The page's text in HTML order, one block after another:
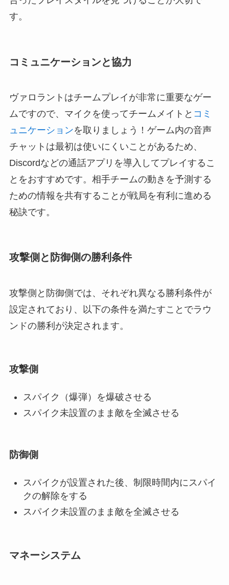
す。
コミュニケーションと協力
ヴァロラントはチームプレイが非常に重要なゲー
ムですので、マイクを使ってチームメイトと コミ
ュニケーションを取りましょう！ゲーム内の音声
チャットは最初は使いにくいことがあるため、
Discordなどの通話アプリを導入してプレイするこ
とをおすすめです。相手チームの動きを予測する
ための情報を共有することが戦局を有利に進める
秘訣です。
攻撃側と防御側の勝利条件
攻撃側と防御側では、それぞれ異なる勝利条件が
設定されており、以下の条件を満たすことでラウ
ンドの勝利が決定されます。
攻撃側
スパイク（爆弾）を爆破させる
スパイク未設置のまま敵を全滅させる
防御側
スパイクが設置された後、制限時間内にスパイ
クの解除をする
スパイク未設置のまま敵を全滅させる
マネーシステム